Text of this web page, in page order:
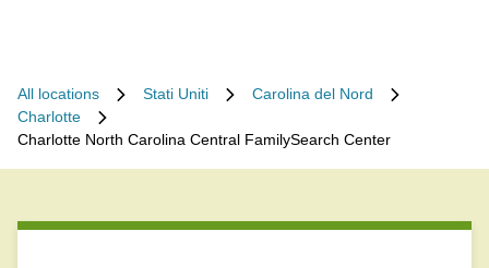
All locations Stati Uniti
Carolina del Nord
Charlotte
Charlotte North Carolina Central FamilySearch Center